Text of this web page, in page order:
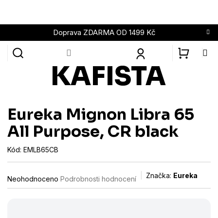
obsah
Doprava ZDARMA OD 1499 Kč
Eureka Mignon Libra 65
All Purpose, CR black
Kód: EMLB65CB
Průměrné
hodnocení
Neohodnoceno Podrobnosti hodnocení Značka: Eureka